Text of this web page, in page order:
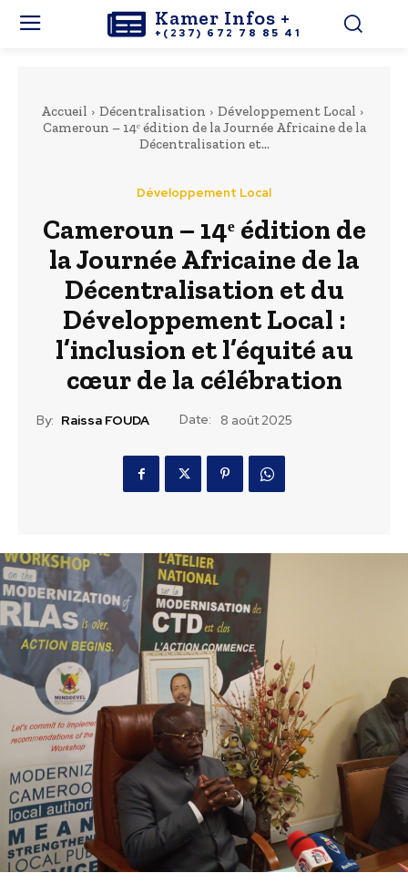
Kamer Infos +
+(237) 672 78 85 41
Accueil Décentralisation
Développement Local
Cameroun – 14ᵉ édition de la Journée Africaine de la
Décentralisation et...
Développement Local
Cameroun – 14ᵉ édition de
la Journée Africaine de la
Décentralisation et du
Développement Local :
l’inclusion et l’équité au
cœur de la célébration
By: Raissa FOUDA Date: 8 août 2025